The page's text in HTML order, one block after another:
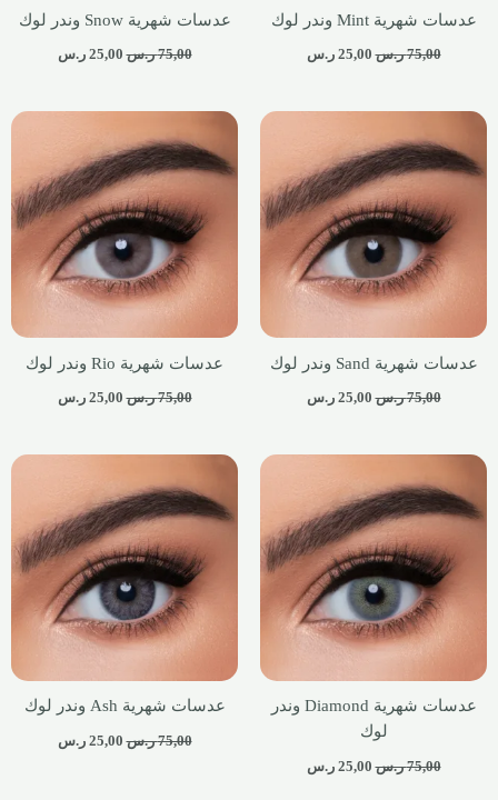
عدسات شهرية Mint وندر لوك
75,00 ر.س 25,00 ر.س
عدسات شهرية Snow وندر لوك
75,00 ر.س 25,00 ر.س
عدسات شهرية Sand وندر لوك
75,00 ر.س 25,00 ر.س
عدسات شهرية Rio وندر لوك
75,00 ر.س 25,00 ر.س
عدسات شهرية Diamond وندر
لوك
75,00 ر.س 25,00 ر.س
عدسات شهرية Ash وندر لوك
75,00 ر.س 25,00 ر.س